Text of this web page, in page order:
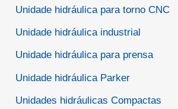
Unidade hidráulica para torno CNC
Unidade hidráulica industrial
Unidade hidráulica para prensa
Unidade hidráulica Parker
Unidades hidráulicas Compactas